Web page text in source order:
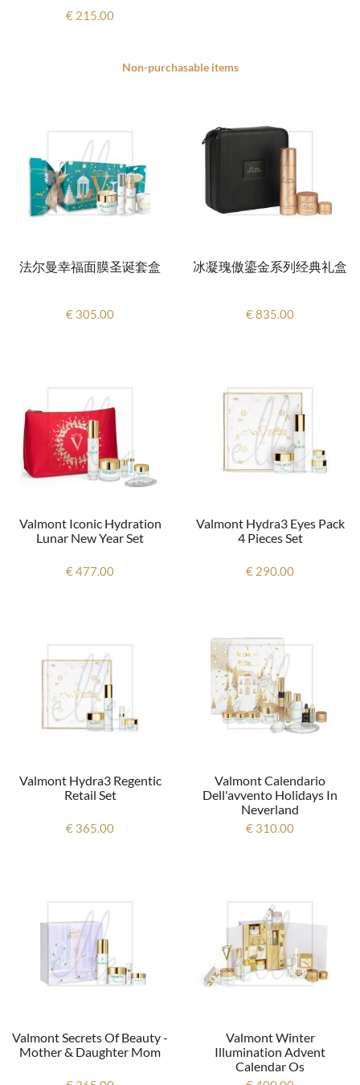
€ 215.00
Non-purchasable items
法尔曼幸福面膜圣诞套盒
€ 305.00
冰凝瑰傲鎏金系列经典礼盒
€ 835.00
Valmont Iconic Hydration
Lunar New Year Set
€ 477.00
Valmont Hydra3 Eyes Pack
4 Pieces Set
€ 290.00
Valmont Hydra3 Regentic
Retail Set
€ 365.00
Valmont Calendario
Dell'avvento Holidays In
Neverland
€ 310.00
Valmont Secrets Of Beauty -
Mother & Daughter Mom
Valmont Winter
Illumination Advent
Calendar Os